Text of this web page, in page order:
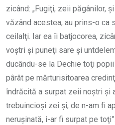
zicând: „Fugiţi, zeii păgânilor,
văzând acestea, au prins-o ca
ceilalţi. Iar ea îi batjocorea,
voştri şi puneţi sare şi
ducându-se la Dechie toţi
pârât pe mărturisitoarea
îndrăcită a surpat zeii noştri şi
trebuincioşi zei şi, de n-am fi
neruşinată, i-ar fi surpat pe toţi”.